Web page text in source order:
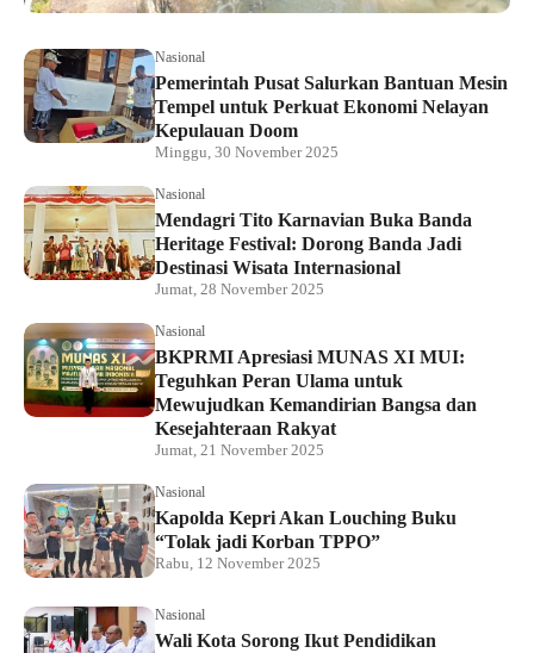
Nasional
Pemerintah Pusat Salurkan Bantuan Mesin
Tempel untuk Perkuat Ekonomi Nelayan
Kepulauan Doom
Minggu, 30 November 2025
Nasional
Mendagri Tito Karnavian Buka Banda
Heritage Festival: Dorong Banda Jadi
Destinasi Wisata Internasional
Jumat, 28 November 2025
Nasional
BKPRMI Apresiasi MUNAS XI MUI:
Teguhkan Peran Ulama untuk
Mewujudkan Kemandirian Bangsa dan
Kesejahteraan Rakyat
Jumat, 21 November 2025
Nasional
Kapolda Kepri Akan Louching Buku
“Tolak jadi Korban TPPO”
Rabu, 12 November 2025
Nasional
Wali Kota Sorong Ikut Pendidikan